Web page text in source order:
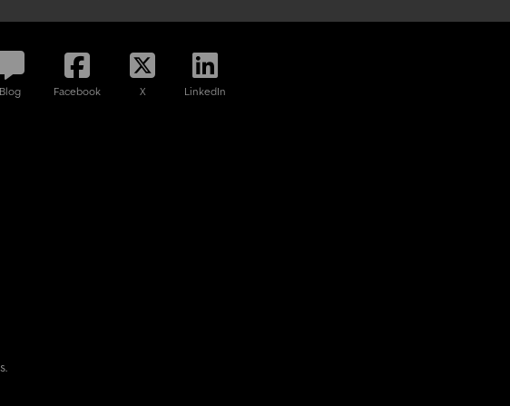
r
u
+
Blog Facebook X LinkedIn